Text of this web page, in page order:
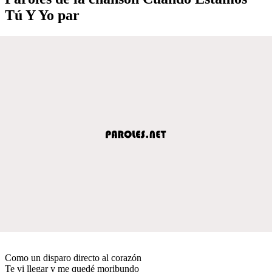
Tú Y Yo par
Como un disparo directo al corazón
Te vi llegar y me quedé moribundo